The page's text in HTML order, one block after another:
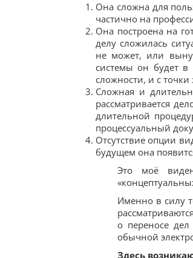
Она сложна для
частично на
Она построена на
делу сложилась
не может, или
системы он будет в
сложности, и с точки
Сложная и
рассматривается
длительной
процессуальный
Отсутствие опции
будущем она
Это моё
Именно в силу
о переносе
обычной
Здесь